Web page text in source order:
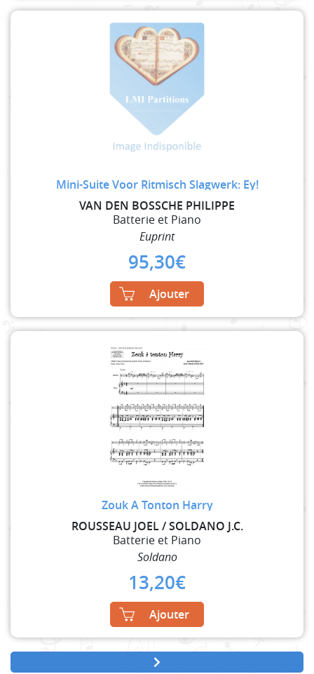
Mini-Suite Voor Ritmisch Slagwerk: Ey!
VAN DEN BOSSCHE PHILIPPE
Batterie et Piano
Euprint
95,30€
Ajouter
Zouk A Tonton Harry
ROUSSEAU JOEL / SOLDANO J.C.
Batterie et Piano
Soldano
13,20€
Ajouter